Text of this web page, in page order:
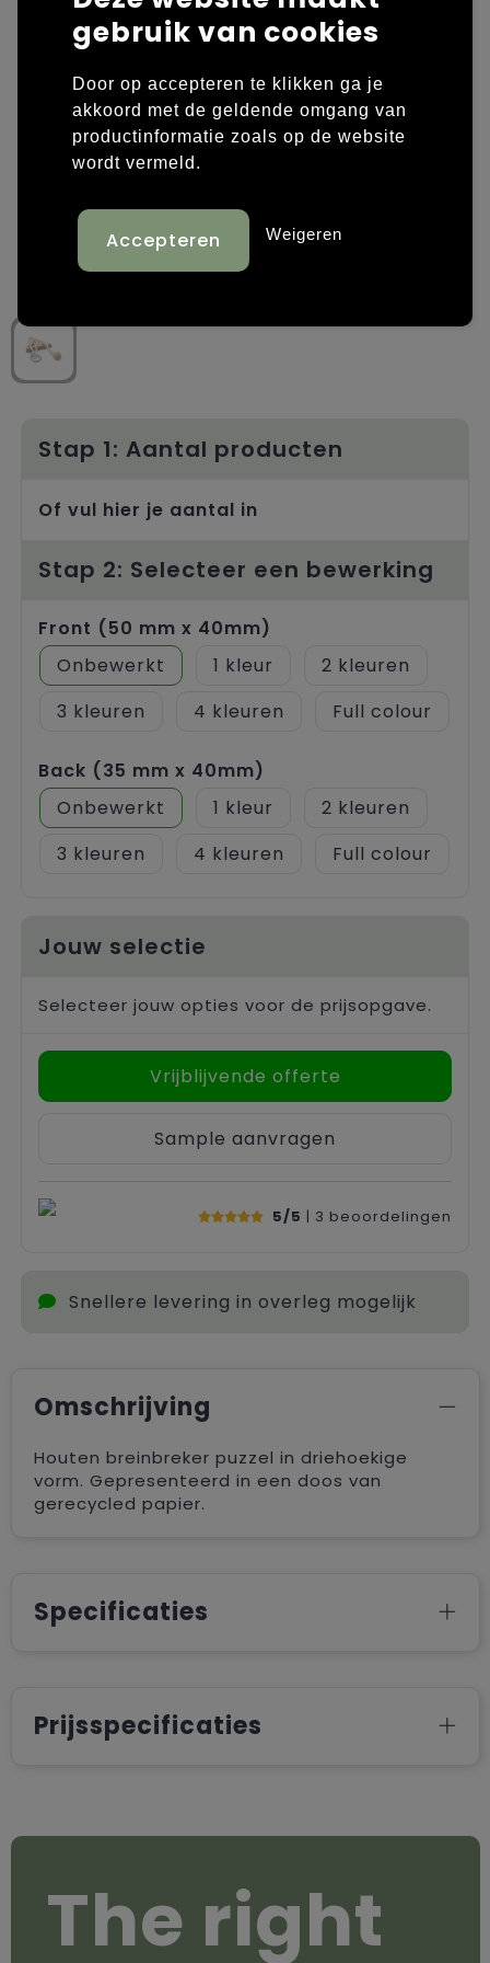
Laptop hoezen en tassen
Overige tassen
Papieren tassen
Reistassen
Schoudertassen
Tassen voor sport
Trolleys
Overige kleding
Polo's
Sweaters bedrukken
Vesten bedrukken
Stap 1: Aantal producten
Of vul hier je aantal in
Stap 2: Selecteer een bewerking
Front (50 mm x 40mm)
Onbewerkt
1
2
3
4 Full colour
Back (35 mm x 40mm)
Onbewerkt
1
2
3
4 Full colour
Jouw selectie
Selecteer jouw opties voor de prijsopgave.
Vrijblijvende offerte
Sample aanvragen
5/5 | 3 beoordelingen
Snellere levering in overleg mogelijk
Omschrijving
Houten breinbreker puzzel in driehoekige
vorm. Gepresenteerd in een doos van
gerecycled papier.
Specificaties
Prijsspecificaties
The right
gebruik van cookies
Door op accepteren te klikken ga je
akkoord met de geldende omgang van
productinformatie zoals op de website
wordt vermeld.
Weigeren